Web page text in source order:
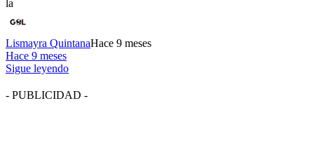
la
Lismayra QuintanaHace 9 meses
Hace 9 meses
Sigue leyendo
- PUBLICIDAD -